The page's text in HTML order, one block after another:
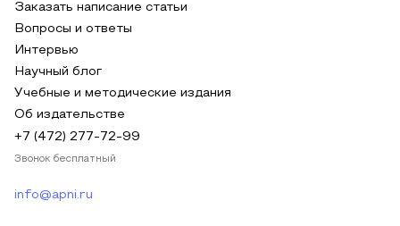
Заказать написание статьи
Вопросы и ответы
Интервью
Научный блог
Учебные и методические издания
Об издательстве
+7 (472) 277-72-99
Звонок бесплатный
info@apni.ru